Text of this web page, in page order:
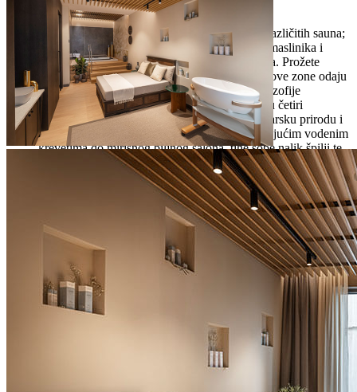
Šest sauna nadahnutih Istrom:
otkrijte šest različitih sauna;
svaka dočarava poseban istarski krajolik – od maslinika i
solana do šumovitih brežuljaka i seoskih vrtova. Prožete
lokalnim biljem, svjetlom, glazbom i pričama, ove zone odaju
počast regiji uz poštivanje holističke ESPA filozofije
Četiri tematske zone za opuštanje:
uživajte u četiri
prostorno i osjetilno bogate zone koje slave istarsku prirodu i
duh – od umirujuće aqua senzorne sobe s plutajućim vodenim
krevetima do mirisnog biljnog salona, tihe sobe nalik špilji te
zajedničke zone za opuštanje nadahnute istarskim šumama,
vinogradima i gradskim trgovima
Svakodnevni Aufguss rituali vrhunskih majstora:
certificirani AISA majstori sauna svakodnevno vode Aufguss
rituale – jutarnje s osvježavajućim citrusnim mješavinama i
večernje s opuštajućom lavandom. Uz mjesečne promjene
teme i gostovanja međunarodnih majstora dvaput godišnje,
svaki je ritual obnavljajuće iskustvo utemeljeno na istarskoj
tradiciji
Family wellness time, svakodnevno od 12:00 do 13:00 h:
ESPA at Pical prvenstveno pruža opuštajući spa doživljaj
odraslima i gostima starijima od 16 godina. U vrijeme od 12
do 13 h, mlađi gosti također su dobrodošli u wellness centar
kako bi uživali u odabranim wellness doživljajima pažljivo
prilagođenim djeci, tinejdžerima i obiteljima